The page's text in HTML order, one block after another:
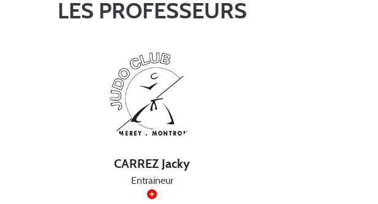
LES PROFESSEURS
CARREZ Jacky
Entraineur